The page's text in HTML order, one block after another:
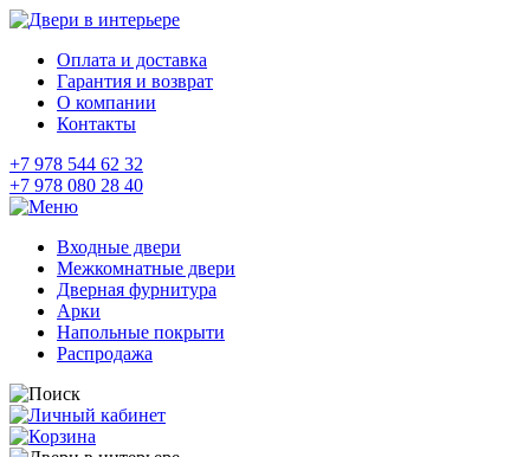
Оплата и доставка
Гарантия и возврат
О компании
Контакты
+7 978 544 62 32
+7 978 080 28 40
Входные двери
Межкомнатные двери
Дверная фурнитура
Арки
Напольные покрыти
Распродажа